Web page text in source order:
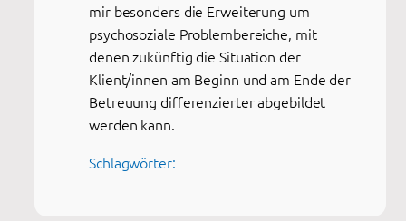
mir besonders die Erweiterung um
psychosoziale Problembereiche, mit
denen zukünftig die Situation der
Klient/innen am Beginn und am Ende der
Betreuung differenzierter abgebildet
werden kann.
Schlagwörter: